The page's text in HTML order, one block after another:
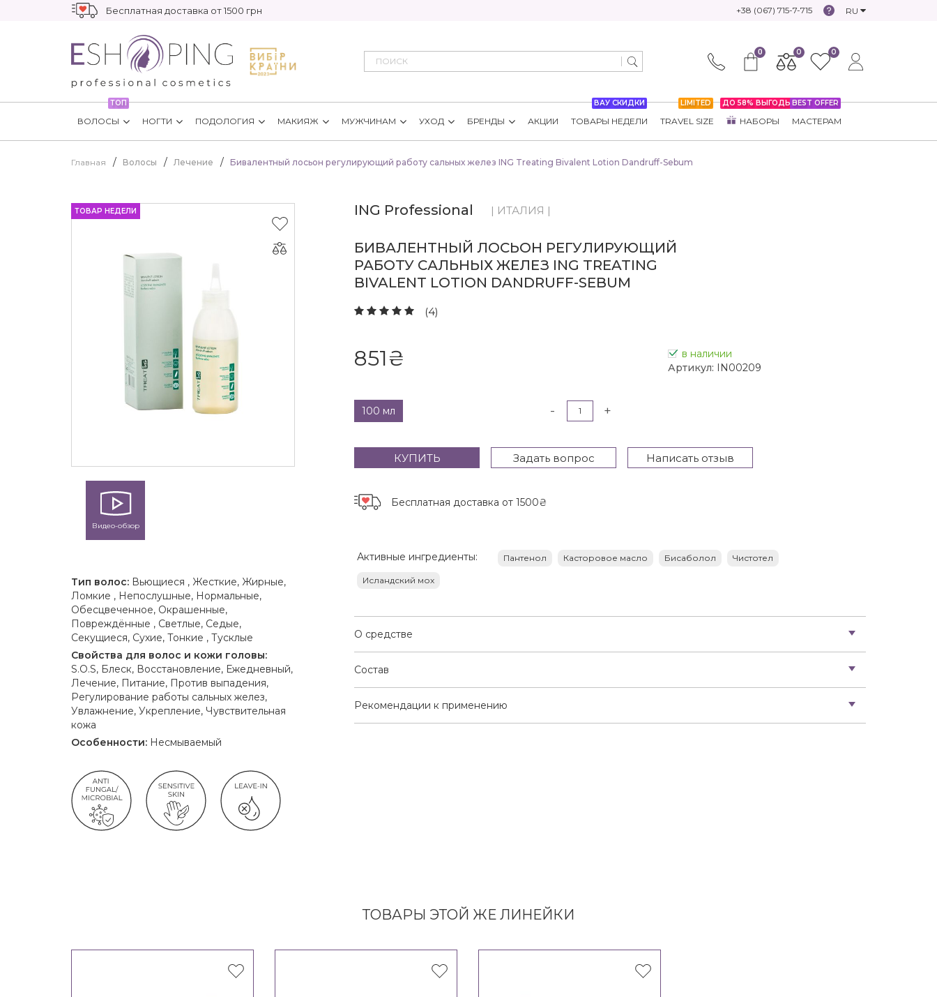
Бесплатная доставка от 1500 грн +38 (067) 715-7-715 RU
0 0 0
ТОП
ВОЛОСЫ НОГТИ ПОДОЛОГИЯ МАКИЯЖ МУЖЧИНАМ УХОД БРЕНДЫ АКЦИИ
ВАУ СКИДКИ
ТОВАРЫ НЕДЕЛИ
LIMITED
TRAVEL SIZE
ДО 58% ВЫГОДЫ
НАБОРЫ
BEST OFFER
МАСТЕРАМ
Главная Волосы Лечение Бивалентный лосьон регулирующий работу сальных желез ING Treating Bivalent Lotion Dandruff-Sebum
ТОВАР НЕДЕЛИ
Видео-обзор
Тип волос: Вьющиеся , Жесткие, Жирные,
Ломкие , Непослушные, Нормальные,
Обесцвеченное, Окрашенные,
Повреждённые , Светлые, Седые,
Секущиеся, Сухие, Тонкие , Тусклые
Свойства для волос и кожи головы:
S.O.S, Блеск, Восстановление, Ежедневный,
Лечение, Питание, Против выпадения,
Регулирование работы сальных желез,
Увлажнение, Укрепление, Чувствительная
кожа
Особенности: Несмываемый
ING Professional | ИТАЛИЯ |
БИВАЛЕНТНЫЙ ЛОСЬОН РЕГУЛИРУЮЩИЙ
РАБОТУ САЛЬНЫХ ЖЕЛЕЗ ING TREATING
BIVALENT LOTION DANDRUFF-SEBUM
(4)
851₴
в наличии
Артикул: IN00209
100 мл - +
КУПИТЬ Задать вопрос Написать отзыв
Бесплатная доставка от 1500₴
Активные ингредиенты: Пантенол Касторовое масло Бисаболол Чистотел
Исландский мох
О средстве
Состав
Рекомендации к применению
ТОВАРЫ ЭТОЙ ЖЕ ЛИНЕЙКИ